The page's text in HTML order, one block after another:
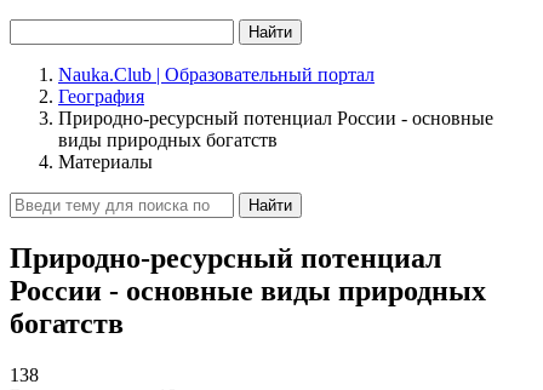
Найти
Nauka.Club | Образовательный портал
География
Природно-ресурсный потенциал России - основные
виды природных богатств
Материалы
Найти
Природно-ресурсный потенциал
России - основные виды природных
богатств
138